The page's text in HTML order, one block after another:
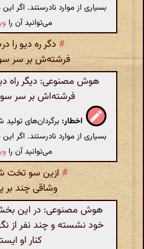
بسیاری از موارد نادرستند. اگر
می‌توانید آن را
# دگر ره دیو را
فرشته‌ش بر سر
هوش مصنوعی: دیگر راه
فرشته‌اش بر سر
اخطار: برگردان‌های
بسیاری از موارد نادرستند. اگر
می‌توانید آن را
#ازین سو تخت
وشاقی چند بر
هوش مصنوعی: در این
خود نشسته و چند نفر از
کنار او